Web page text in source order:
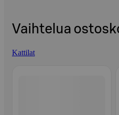
Vaihtelua
Kattilat